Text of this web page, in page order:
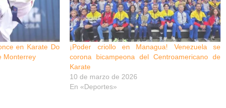
en Karate Do
Monterrey
¡Poder criollo en Managua! Venezuela se
corona bicampeona del Centroamericano de
Karate
10 de marzo de 2026
En «Deportes»